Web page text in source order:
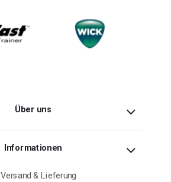
Über uns
Informationen
Versand & Lieferung